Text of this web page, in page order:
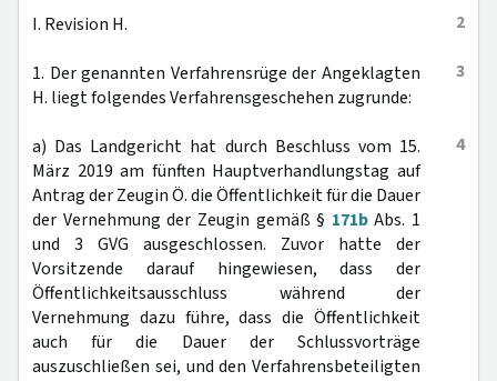
2
I. Revision H.
3
1. Der genannten Verfahrensrüge der Angeklagten
H. liegt folgendes Verfahrensgeschehen zugrunde:
4
a) Das Landgericht hat durch Beschluss vom 15.
März 2019 am fünften Hauptverhandlungstag auf
Antrag der Zeugin Ö. die Öffentlichkeit für die Dauer
der Vernehmung der Zeugin gemäß § 171bAbs. 1
und 3 GVG ausgeschlossen. Zuvor hatte der
Vorsitzende darauf hingewiesen, dass der
Öffentlichkeitsausschluss während der
Vernehmung dazu führe, dass die Öffentlichkeit
auch für die Dauer der Schlussvorträge
auszuschließen sei, und den Verfahrensbeteiligten